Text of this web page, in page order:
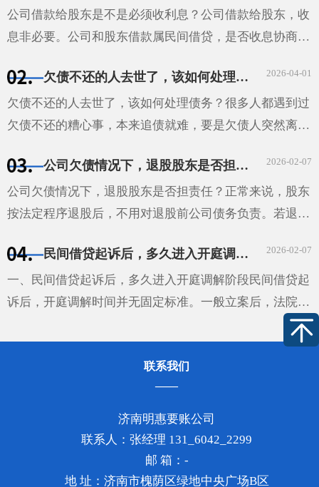
公司借款给股东是不是必须收利息？公司借款给股东，收
息非必要。公司和股东借款属民间借贷，是否收息协商确
视为无利息；约定不明且无法补充协议，自然人股东借款
···
2026-04-01
欠债不还的人去世了，该如何处理债务？
欠债不还的人去世了，该如何处理债务？很多人都遇到过
欠债不还的糟心事，本来追债就难，要是欠债人突然离
问题。债主心里那叫一个着急，不知道该怎么办才好。其
实···
2026-02-07
公司欠债情况下，退股股东是否担责任
公司欠债情况下，退股股东是否担责任？正常来说，股东
按法定程序退股后，不用对退股前公司债务负责。若退股
范围内，对公司不能清偿的债务担责。股东未足额出资，
···
2026-02-07
民间借贷起诉后，多久进入开庭调解阶段
一、民间借贷起诉后，多久进入开庭调解阶段民间借贷起
诉后，开庭调解时间并无固定标准。一般立案后，法院会
根据案件排期情况确定调解或开庭时间。通常在立案后的
1-2个月左右可能安排调解，但这不是绝对的。如果该案
联系我们
济南明惠要账公司
联系人：张经理 131_6042_2299
邮 箱：-
地 址：济南市槐荫区绿地中央广场B区